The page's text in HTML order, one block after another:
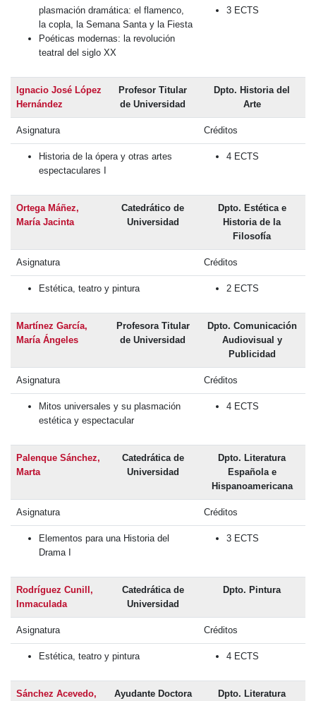
plasmación dramática: el flamenco,
la copla, la Semana Santa y la Fiesta
Poéticas modernas: la revolución
teatral del siglo XX
3 ECTS
Ignacio José López
Hernández
Profesor Titular
de Universidad
Dpto. Historia del
Arte
Asignatura Créditos
Historia de la ópera y otras artes
espectaculares I
4 ECTS
Ortega Máñez,
María Jacinta
Catedrático de
Universidad
Dpto. Estética e
Historia de la
Filosofía
Asignatura Créditos
Estética, teatro y pintura 2 ECTS
Martínez García,
María Ángeles
Profesora Titular
de Universidad
Dpto. Comunicación
Audiovisual y
Publicidad
Asignatura Créditos
Mitos universales y su plasmación
estética y espectacular
4 ECTS
Palenque Sánchez,
Marta
Catedrática de
Universidad
Dpto. Literatura
Española e
Hispanoamericana
Asignatura Créditos
Elementos para una Historia del
Drama I
3 ECTS
Rodríguez Cunill,
Inmaculada
Catedrática de
Universidad
Dpto. Pintura
Asignatura Créditos
Estética, teatro y pintura 4 ECTS
Sánchez Acevedo,
Ayudante Doctora
Dpto. Literatura